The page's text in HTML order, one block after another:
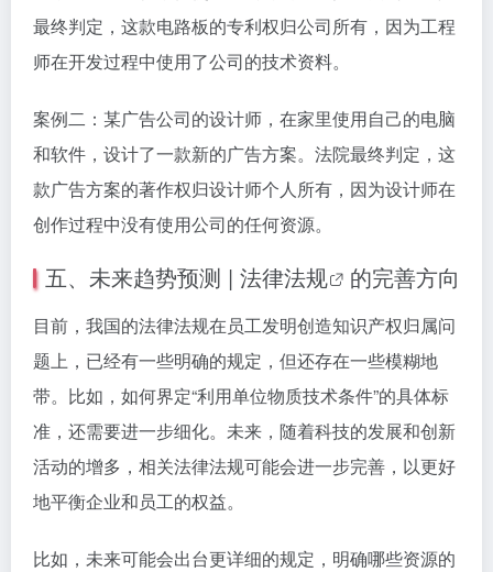
最终判定，这款电路板的专利权归公司所有，因为工程
师在开发过程中使用了公司的技术资料。
案例二：某广告公司的设计师，在家里使用自己的电脑
和软件，设计了一款新的广告方案。法院最终判定，这
款广告方案的著作权归设计师个人所有，因为设计师在
创作过程中没有使用公司的任何资源。
五、未来趋势预测 | 法律法规 的完善方向
目前，我国的法律法规在员工发明创造知识产权归属问
题上，已经有一些明确的规定，但还存在一些模糊地
带。比如，如何界定“利用单位物质技术条件”的具体标
准，还需要进一步细化。未来，随着科技的发展和创新
活动的增多，相关法律法规可能会进一步完善，以更好
地平衡企业和员工的权益。
比如，未来可能会出台更详细的规定，明确哪些资源的